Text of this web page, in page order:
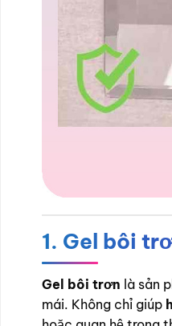
1. Gel bôi
Gel bôi trơn là sản
mái. Không chỉ giúp